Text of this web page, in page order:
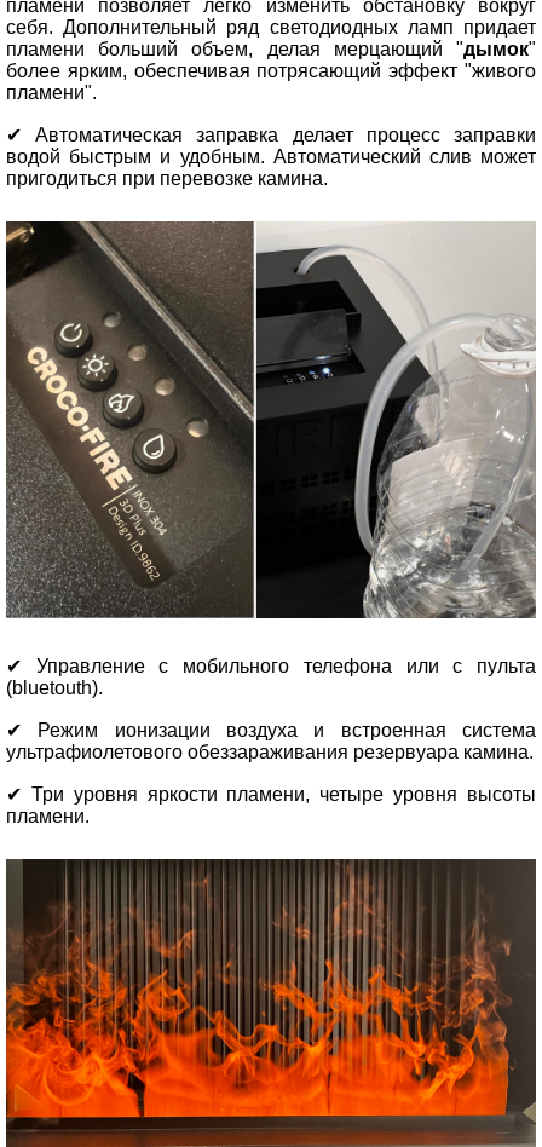
пламени позволяет легко изменить обстановку вокруг
себя. Дополнительный ряд светодиодных ламп придает
пламени больший объем, делая мерцающий "дымок"
более ярким, обеспечивая потрясающий эффект "живого
пламени".
✔ Автоматическая заправка делает процесс заправки
водой быстрым и удобным. Автоматический слив может
пригодиться при перевозке камина.
✔ Управление с мобильного телефона или с пульта
(bluetouth).
✔ Режим ионизации воздуха и встроенная система
ультрафиолетового обеззараживания резервуара камина.
✔ Три уровня яркости пламени, четыре уровня высоты
пламени.